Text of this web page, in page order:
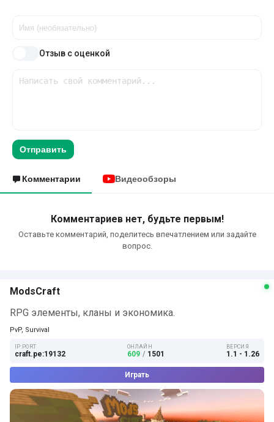
Отзыв с оценкой
Отправить
Комментарии Видеообзоры
Комментариев нет, будьте первым!
Оставьте комментарий, поделитесь впечатлением или задайте
вопрос.
ModsCraft
RPG элементы, кланы и экономика.
PvP, Survival
IP:PORT
craft.pe:19132
ОНЛАЙН
609 / 1501
ВЕРСИЯ
1.1 - 1.26
Играть